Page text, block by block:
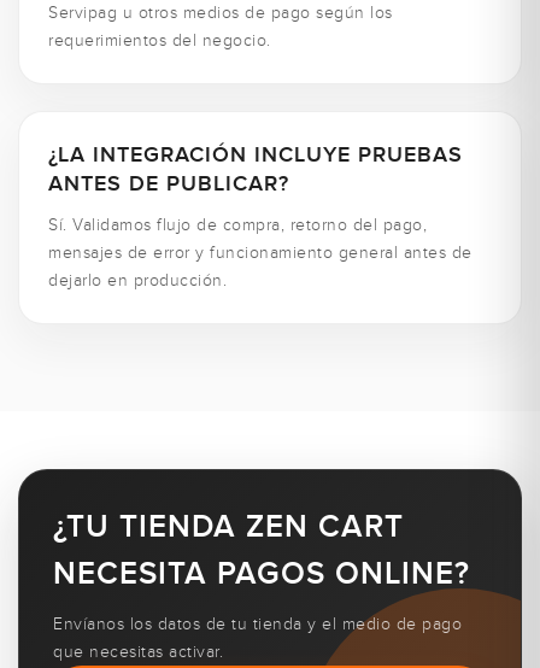
Servipag u otros medios de pago según los
requerimientos del negocio.
¿LA INTEGRACIÓN INCLUYE PRUEBAS
ANTES DE PUBLICAR?
Sí. Validamos flujo de compra, retorno del pago,
mensajes de error y funcionamiento general antes de
dejarlo en producción.
¿TU TIENDA ZEN CART
NECESITA PAGOS ONLINE?
Envíanos los datos de tu tienda y el medio de pago
que necesitas activar.